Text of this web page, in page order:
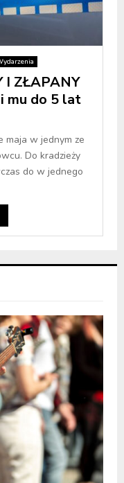
I ZŁAPANY
mu do 5 lat
maja w jednym ze
Do kradzieży
do w jednego